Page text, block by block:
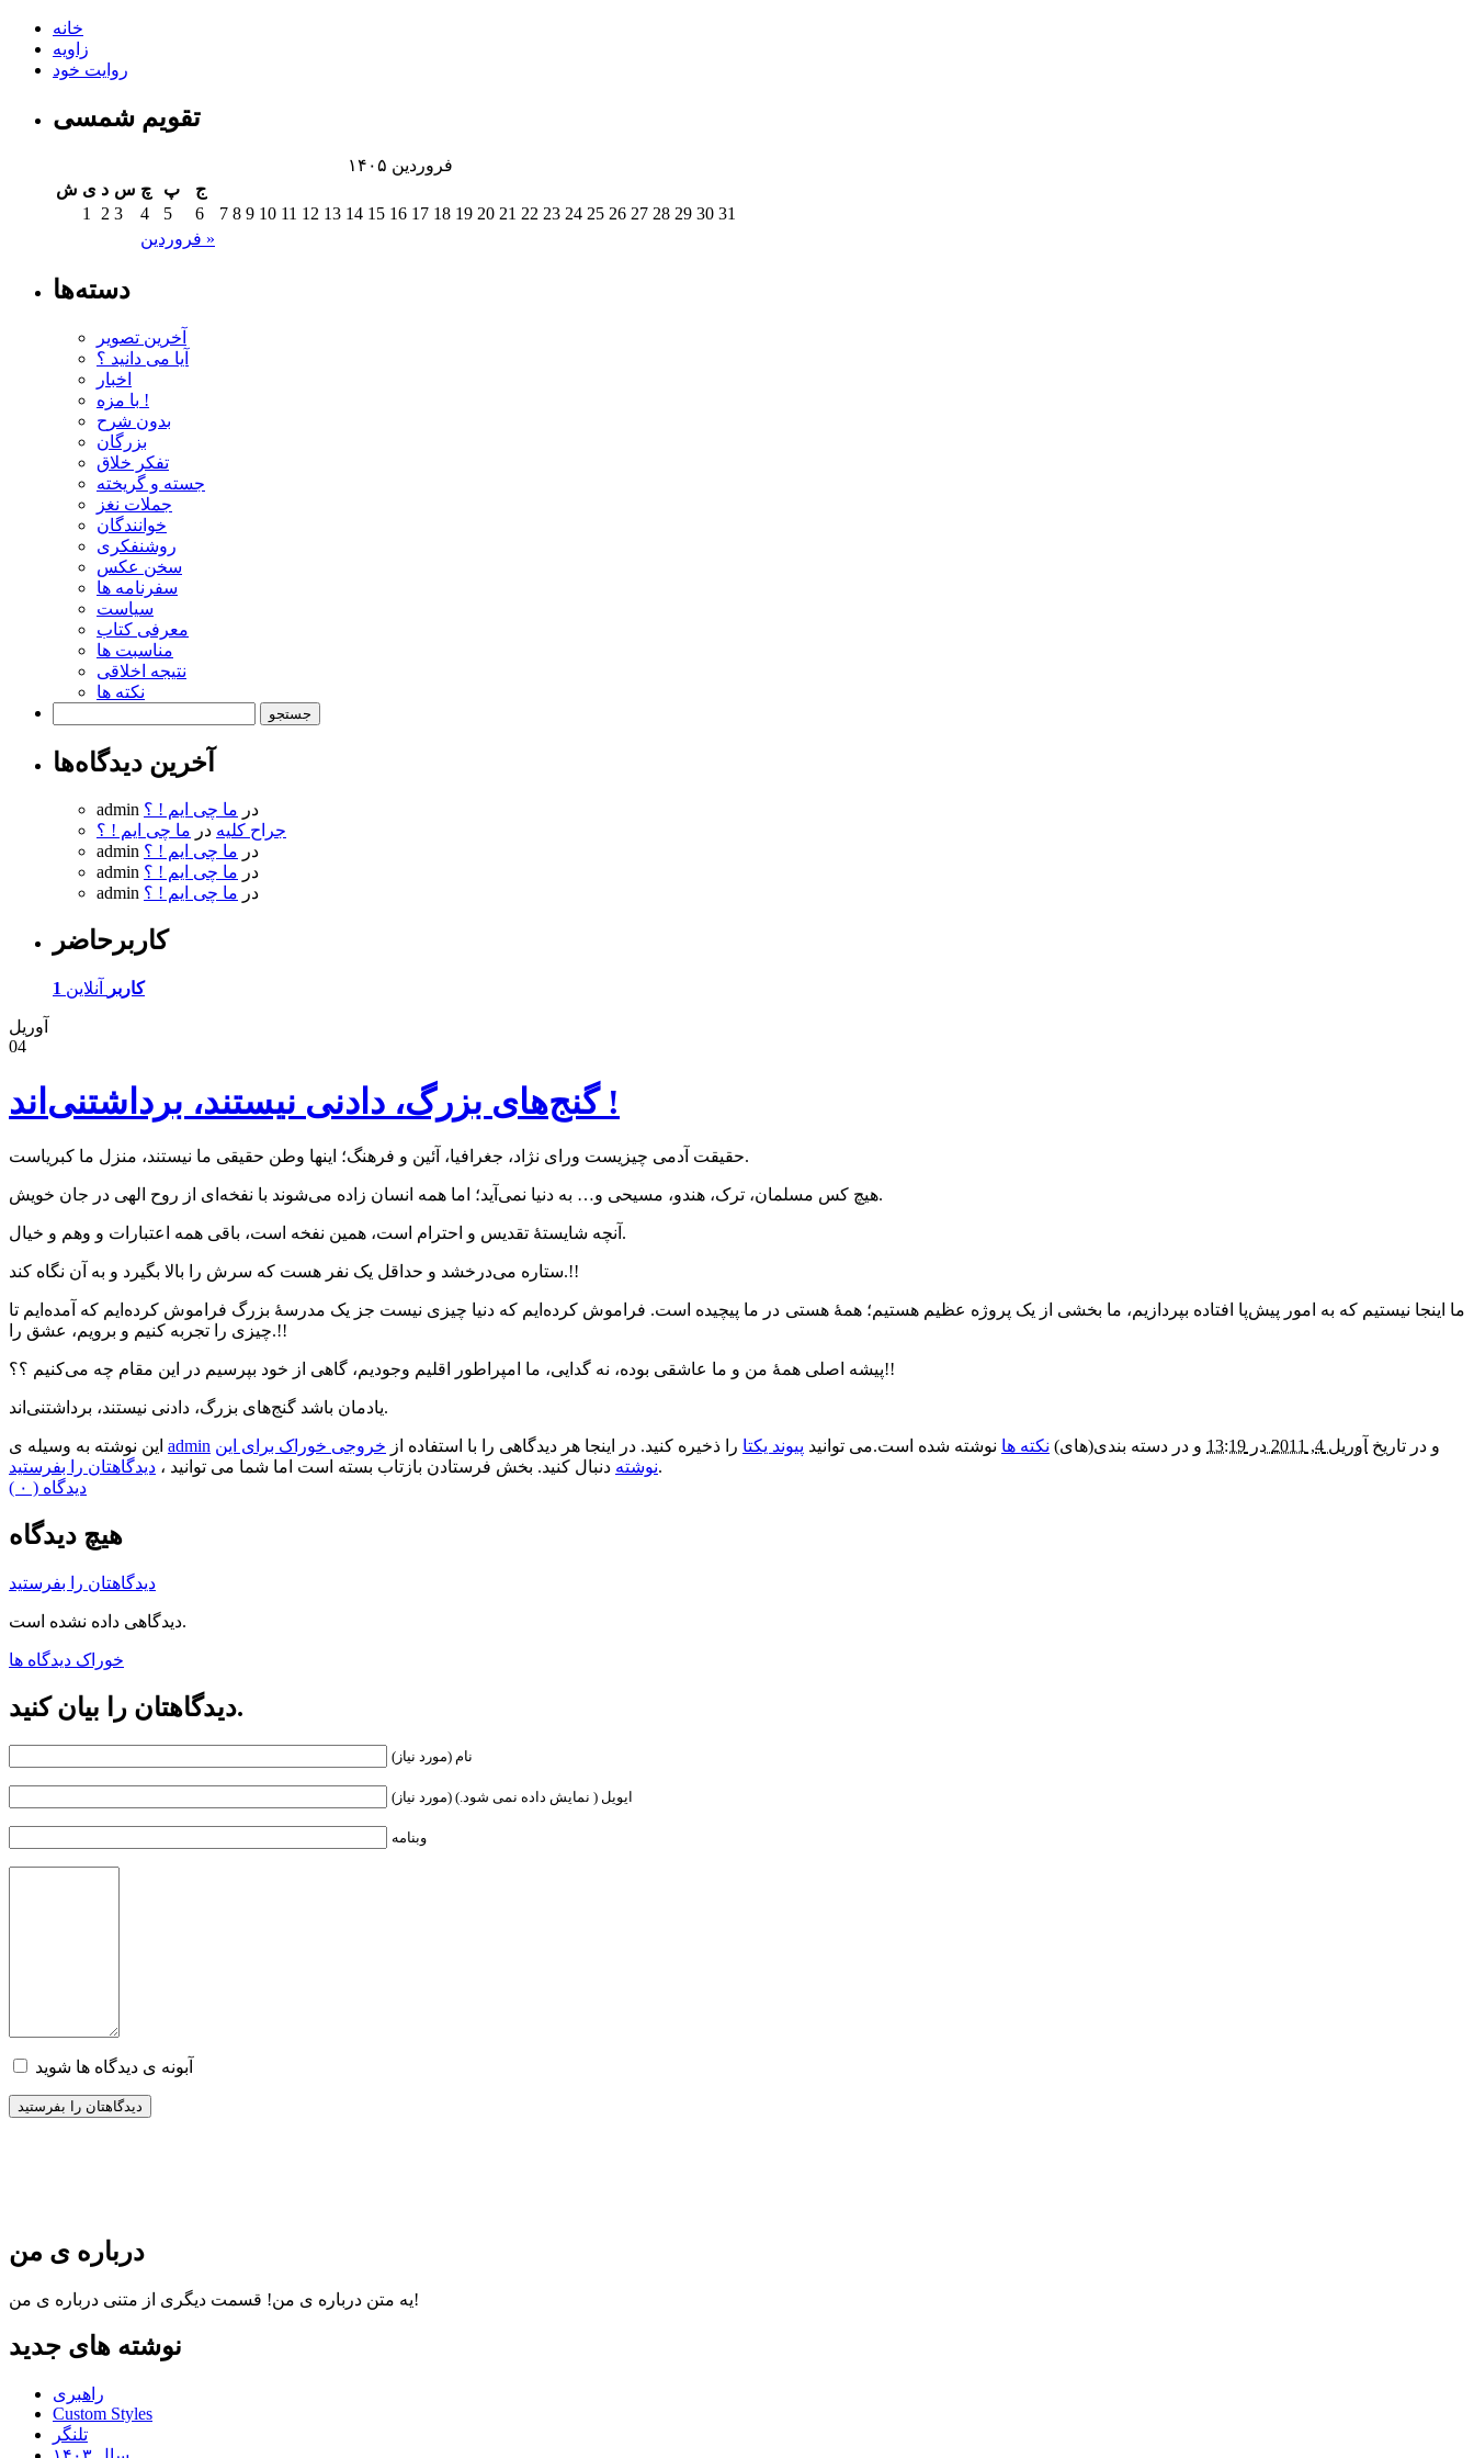
خانه
زاویه
روایت خود
تقویم شمسی
فروردین ۱۴۰۵
ش ی د س چ پ ج
فروردین »
1 2 3 4 5 6 7 8 9 10 11 12 13 14 15 16 17 18 19 20 21 22 23 24 25 26 27 28 29 30 31
دسته‌ها
آخرین تصویر
آیا می دانید ؟
اخبار
با مزه !
بدون شرح
بزرگان
تفکر خلاق
جسته و گریخته
جملات نغز
خوانندگان
روشنفکری
سخن عکس
سفرنامه ها
سیاست
معرفی کتاب
مناسبت ها
نتیجه اخلاقی
نکته ها
آخرین دیدگاه‌ها
admin در ما چی ایم ! ؟
جراح کلیه در ما چی ایم ! ؟
admin
در ما چی ایم ! ؟
admin
در ما چی ایم ! ؟
admin
در ما چی ایم ! ؟
کاربرحاضر
1 کاربر آنلاین
آوریل
04
گنج‌های بزرگ، دادنی نیستند، برداشتنی‌اند !
حقیقت آدمی چیزیست ورای نژاد، جغرافیا، آئین و فرهنگ؛ اینها وطن حقیقی ما نیستند، منزل ما کبریاست.
هیچ کس مسلمان، ترک، هندو، مسیحی و… به دنیا نمی‌آید؛ اما همه انسان زاده می‌شوند با نفخه‌ای از روح الهی در جان خویش.
آنچه شایسته‌ٔ تقدیس و احترام است، همین نفخه است، باقی همه اعتبارات و وهم و خیال.
ستاره می‌درخشد و حداقل یک نفر هست که سرش را بالا بگیرد و به آن نگاه کند.!!
ما اینجا نیستیم که به امور پیش‌پا افتاده‌ بپردازیم، ما بخشی از یک پروژه عظیم هستیم؛ همهٔ هستی در ما پیچیده است. فراموش کرده‌ایم که دنیا چیزی نیست جز یک مدرسهٔ بزرگ فراموش کرده‌ایم که آمده‌ایم تا
چیزی را تجربه کنیم و برویم، عشق را.!!
پیشه اصلی همهٔ من و ما عاشقی بوده، نه گدایی، ما امپراطور اقلیم وجودیم، گاهی از خود بپرسیم در این مقام چه می‌کنیم ؟؟!!
یادمان باشد گنج‌های بزرگ، دادنی نیستند، برداشتنی‌اند.
admin و در تاریخ آوریل 4, 2011 در 13:19 و در دسته بندی(های) نکته ها نوشته شده است.می توانید پیوند یکتا را ذخیره کنید. در اینجا هر دیدگاهی را با استفاده از خروجی خوراک برای این
نوشته دنبال کنید. بخش فرستادن بازتاب بسته است اما شما می توانید ، دیدگاهتان را بفرستید
.
( ۰ ) دیدگاه
هیچ دیدگاه
دیدگاهتان را بفرستید
دیدگاهی داده نشده است.
خوراک دیدگاه ها
دیدگاهتان را بیان کنید.
نام (مورد نیاز)
ایویل ( نمایش داده نمی شود.) (مورد نیاز)
وبنامه
آبونه ی دیدگاه ها شوید
درباره ی من
یه متن درباره ی من!قسمت دیگری از متنی درباره ی من!
نوشته های جدید
راهبری
Custom Styles
تلنگر